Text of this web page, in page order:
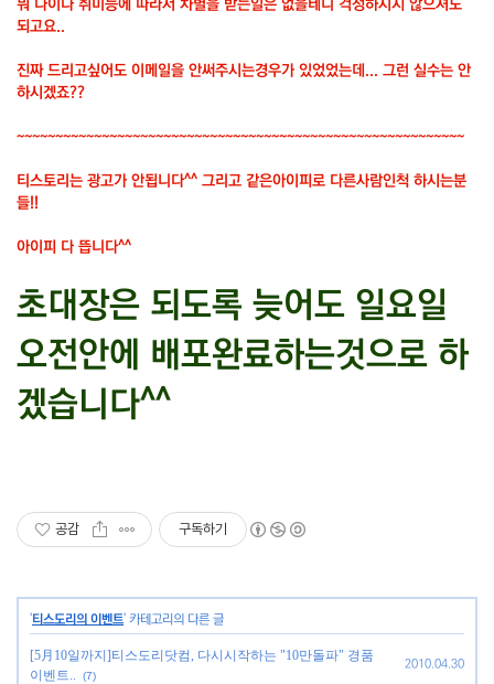
뭐 나이나 취미등에 따라서 차별을 받는일은 없을테니 걱정하시지 않으셔도
되고요..
진짜 드리고싶어도 이메일을 안써주시는경우가 있었었는데... 그런 실수는 안
하시겠죠??
~~~~~~~~~~~~~~~~~~~~~~~~~~~~~~~~~~~~~~~~~~~~~~~~~~~~~~~~~~
티스토리는 광고가 안됩니다^^ 그리고 같은아이피로 다른사람인척 하시는분
들!!
아이피 다 뜹니다^^
초대장은 되도록 늦어도 일요일
오전안에 배포완료하는것으로 하
겠습니다^^
공감 구독하기
'티스도리의 이벤트' 카테고리의 다른 글
[5月10일까지]티스도리닷컴, 다시시작하는 "10만돌파" 경품
이벤트..
(7)
2010.04.30